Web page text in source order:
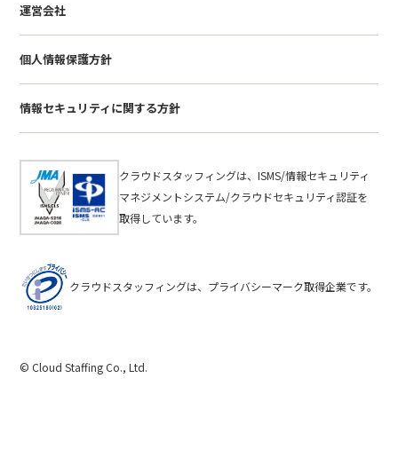
運営会社
個人情報保護方針
情報セキュリティに関する方針
クラウドスタッフィングは、ISMS/情報セキュリティ
マネジメントシステム/クラウドセキュリティ認証を
取得しています。
クラウドスタッフィングは、プライバシーマーク取得企業です。
© Cloud Staffing Co., Ltd.